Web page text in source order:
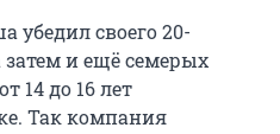
своего 20-
затем и ещё семерых
14 до 16 лет
Так компания